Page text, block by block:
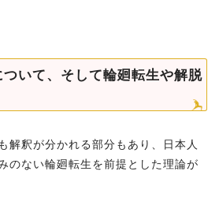
いて、そして輪廻転生や解脱
解釈が分かれる部分もあり、日本人
のない輪廻転生を前提とした理論が